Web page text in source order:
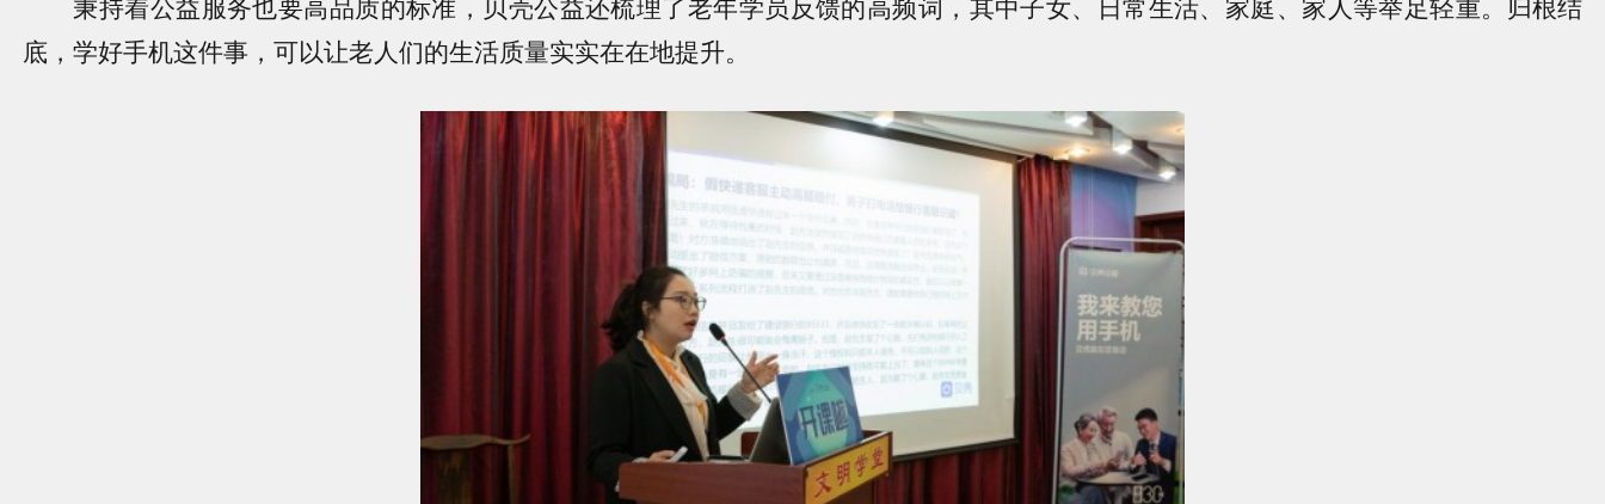
秉持着公益服务也要高品质的标准，贝壳公益还梳理了老年学员反馈的高频词，其中子女、日常生活、家庭、家人等举足轻重。归根结
底，学好手机这件事，可以让老人们的生活质量实实在在地提升。